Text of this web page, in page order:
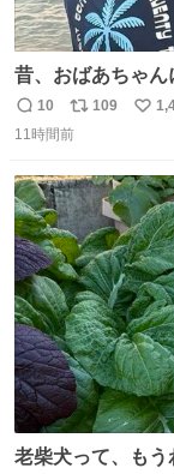
昔、おばあちゃんに聞い
じめると、アイツ
返
信
10
リ
ポ
ト
数
109
い
数
11時間前
老柴犬って、も